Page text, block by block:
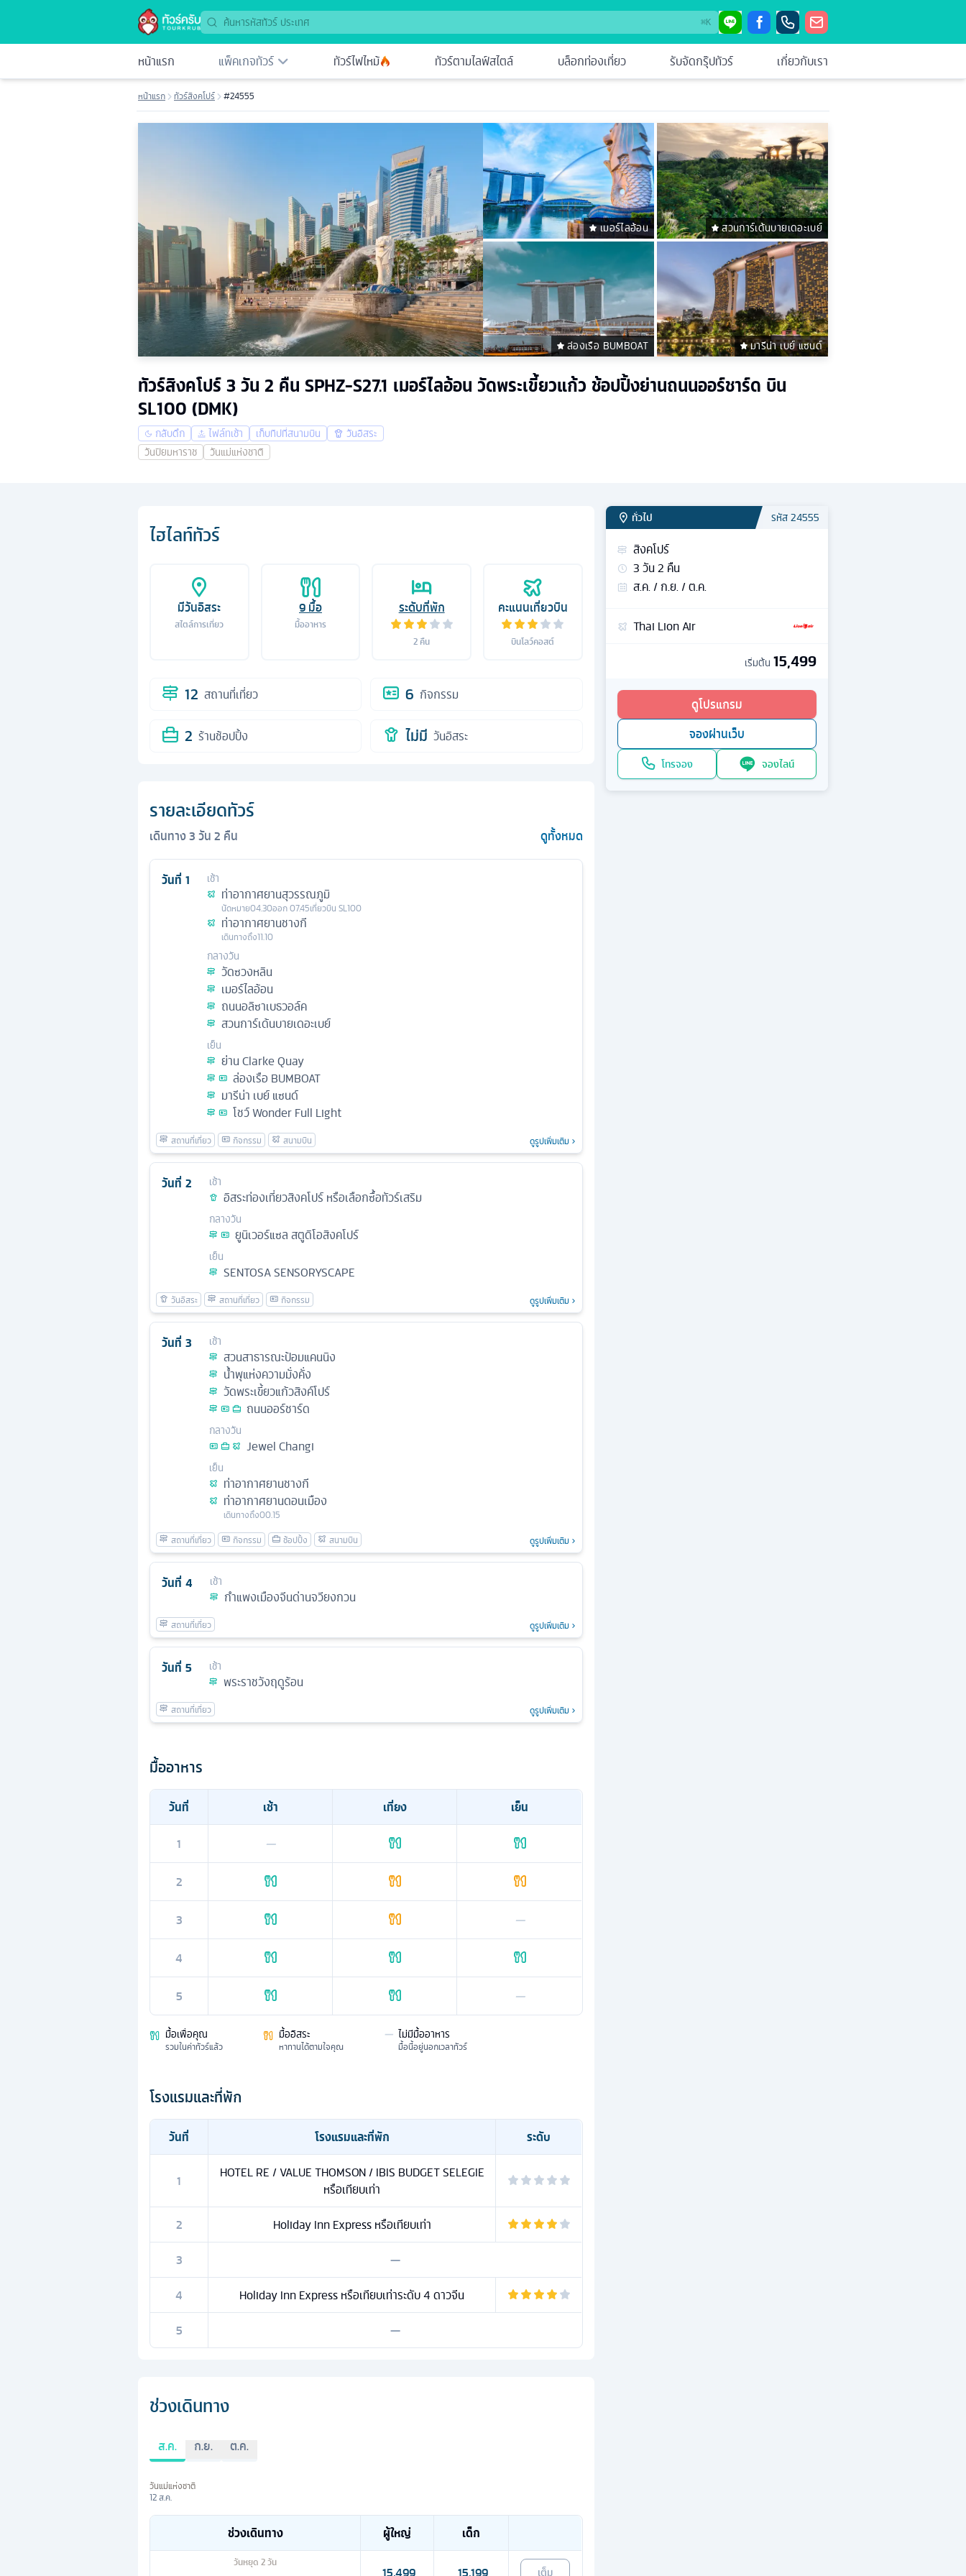
⌘K
หน้าแรก แพ็คเกจทัวร์ ทัวร์ไฟไหม้ ทัวร์ตามไลฟ์สไตล์ บล็อกท่องเที่ยว รับจัดกรุ๊ปทัวร์ เกี่ยวกับเรา
หน้าแรก ทัวร์สิงคโปร์ #24555
เมอร์ไลอ้อน สวนการ์เด้นบายเดอะเบย์
ล่องเรือ BUMBOAT มารีน่า เบย์ แซนด์
ทัวร์สิงคโปร์ 3 วัน 2 คืน SPHZ-S27.1 เมอร์ไลอ้อน วัดพระเขี้ยวแก้ว ช้อปปิ้งย่านถนนออร์ชาร์ด บิน
SL100 (DMK)
กลับดึก ไฟล์ทเช้า เก็บทิปที่สนามบิน
วันอิสระ
วันปิยมหาราช
วันแม่แห่งชาติ
ไฮไลท์ทัวร์
มีวันอิสระ
สไตล์การเที่ยว
9มื้อ
มื้ออาหาร
ระดับที่พัก
2 คืน
คะแนนเที่ยวบิน
บินโลว์คอสต์
12 สถานที่เที่ยว 6 กิจกรรม
2 ร้านช้อปปิ้ง ไม่มี วันอิสระ
รายละเอียดทัวร์
เดินทาง3วัน2 คืน ดูทั้งหมด
วันที่ 1 เช้า
ท่าอากาศยานสุวรรณภูมิ
นัดหมาย04.30ออก07.45เที่ยวบิน SL100
ท่าอากาศยานชางกี
เดินทางถึง11.10
กลางวัน
วัดซวงหลิน
เมอร์ไลอ้อน
ถนนอลิซาเบธวอล์ค
สวนการ์เด้นบายเดอะเบย์
เย็น
ย่าน Clarke Quay
ล่องเรือ BUMBOAT
มารีน่า เบย์ แซนด์
โชว์ Wonder Full Light
ดูรูปเพิ่มเติม
วันที่ 2 เช้า
อิสระท่องเที่ยวสิงคโปร์ หรือเลือกซื้อทัวร์เสริม
กลางวัน
ยูนิเวอร์แซล สตูดิโอสิงคโปร์
เย็น
SENTOSA SENSORYSCAPE
ดูรูปเพิ่มเติม
วันที่ 3 เช้า
สวนสาธารณะป้อมแคนนิง
นํ้าพุแห่งความมั่งคั่ง
วัดพระเขี้ยวแก้วสิงค์โปร์
ถนนออร์ชาร์ด
กลางวัน
Jewel Changi
เย็น
ท่าอากาศยานชางกี
ท่าอากาศยานดอนเมือง
เดินทางถึง00.15
ดูรูปเพิ่มเติม
วันที่ 4 เช้า
กำแพงเมืองจีนด่านจวียงกวน
ดูรูปเพิ่มเติม
วันที่ 5 เช้า
พระราชวังฤดูร้อน
ดูรูปเพิ่มเติม
มื้ออาหาร
วันที่ เช้า เที่ยง
เย็น
1
—
2
3 —
4
5 —
มื้อเพื่อคุณ
รวมในค่าทัวร์แล้ว
มื้ออิสระ
หาทานได้ตามใจคุณ
— ไม่มีมื้ออาหาร
มื้อนี้อยู่นอกเวลาทัวร์
โรงแรมและที่พัก
วันที่ โรงแรมและที่พัก ระดับ
1
HOTEL RE / VALUE THOMSON / IBIS BUDGET SELEGIE
หรือเทียบเท่า
2
Holiday Inn Express หรือเทียบเท่า
3
—
4
Holiday Inn Express หรือเทียบเท่าระดับ 4 ดาวจีน
5
—
ช่วงเดินทาง
ส.ค. ก.ย. ต.ค.
วันแม่แห่งชาติ
12 ส.ค.
ช่วงเดินทาง ผู้ใหญ่ เด็ก
วันหยุด 2วัน
เต็ม
ทั่วไป รหัส24555
สิงคโปร์
3วัน2 คืน
ส.ค. / ก.ย. / ต.ค.
Thai Lion Air
เริ่มต้น 15,499
ดูโปรแกรม
จองผ่านเว็บ
โทรจอง จองไลน์